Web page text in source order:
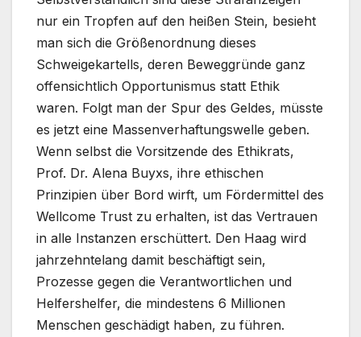
nur ein Tropfen auf den heißen Stein, besieht
man sich die Größenordnung dieses
Schweigekartells, deren Beweggründe ganz
offensichtlich Opportunismus statt Ethik
waren. Folgt man der Spur des Geldes, müsste
es jetzt eine Massenverhaftungswelle geben.
Wenn selbst die Vorsitzende des Ethikrats,
Prof. Dr. Alena Buyxs, ihre ethischen
Prinzipien über Bord wirft, um Fördermittel des
Wellcome Trust zu erhalten, ist das Vertrauen
in alle Instanzen erschüttert. Den Haag wird
jahrzehntelang damit beschäftigt sein,
Prozesse gegen die Verantwortlichen und
Helfershelfer, die mindestens 6 Millionen
Menschen geschädigt haben, zu führen.